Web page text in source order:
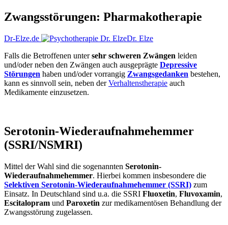
Zwangsstörungen: Pharmakotherapie
Dr-Elze.de
Dr. Elze
Falls die Betroffenen untersehr schweren Zwängen leiden
und/oder neben den Zwängen auch ausgeprägte Depressive
Störungen haben und/oder vorrangig Zwangsgedanken bestehen,
kann es sinnvoll sein, neben derVerhaltenstherapie auch
Medikamente einzusetzen.
Serotonin-Wiederaufnahmehemmer
(SSRI/NSMRI)
Mittel der Wahl sind die sogenannten Serotonin-
Wiederaufnahmehemmer. Hierbei kommen insbesondere die
Selektiven Serotonin-Wiederaufnahmehemmer (SSRI) zum
Einsatz. In Deutschland sind u.a. die SSRI Fluoxetin, Fluvoxamin,
Escitalopram und Paroxetin zur medikamentösen Behandlung der
Zwangsstörung zugelassen.